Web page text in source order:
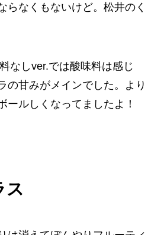
らなくもないけど。松井のく
なしver.では酸味料は感じ
の甘みがメインでした。より
ールしくなってましたよ！
ス